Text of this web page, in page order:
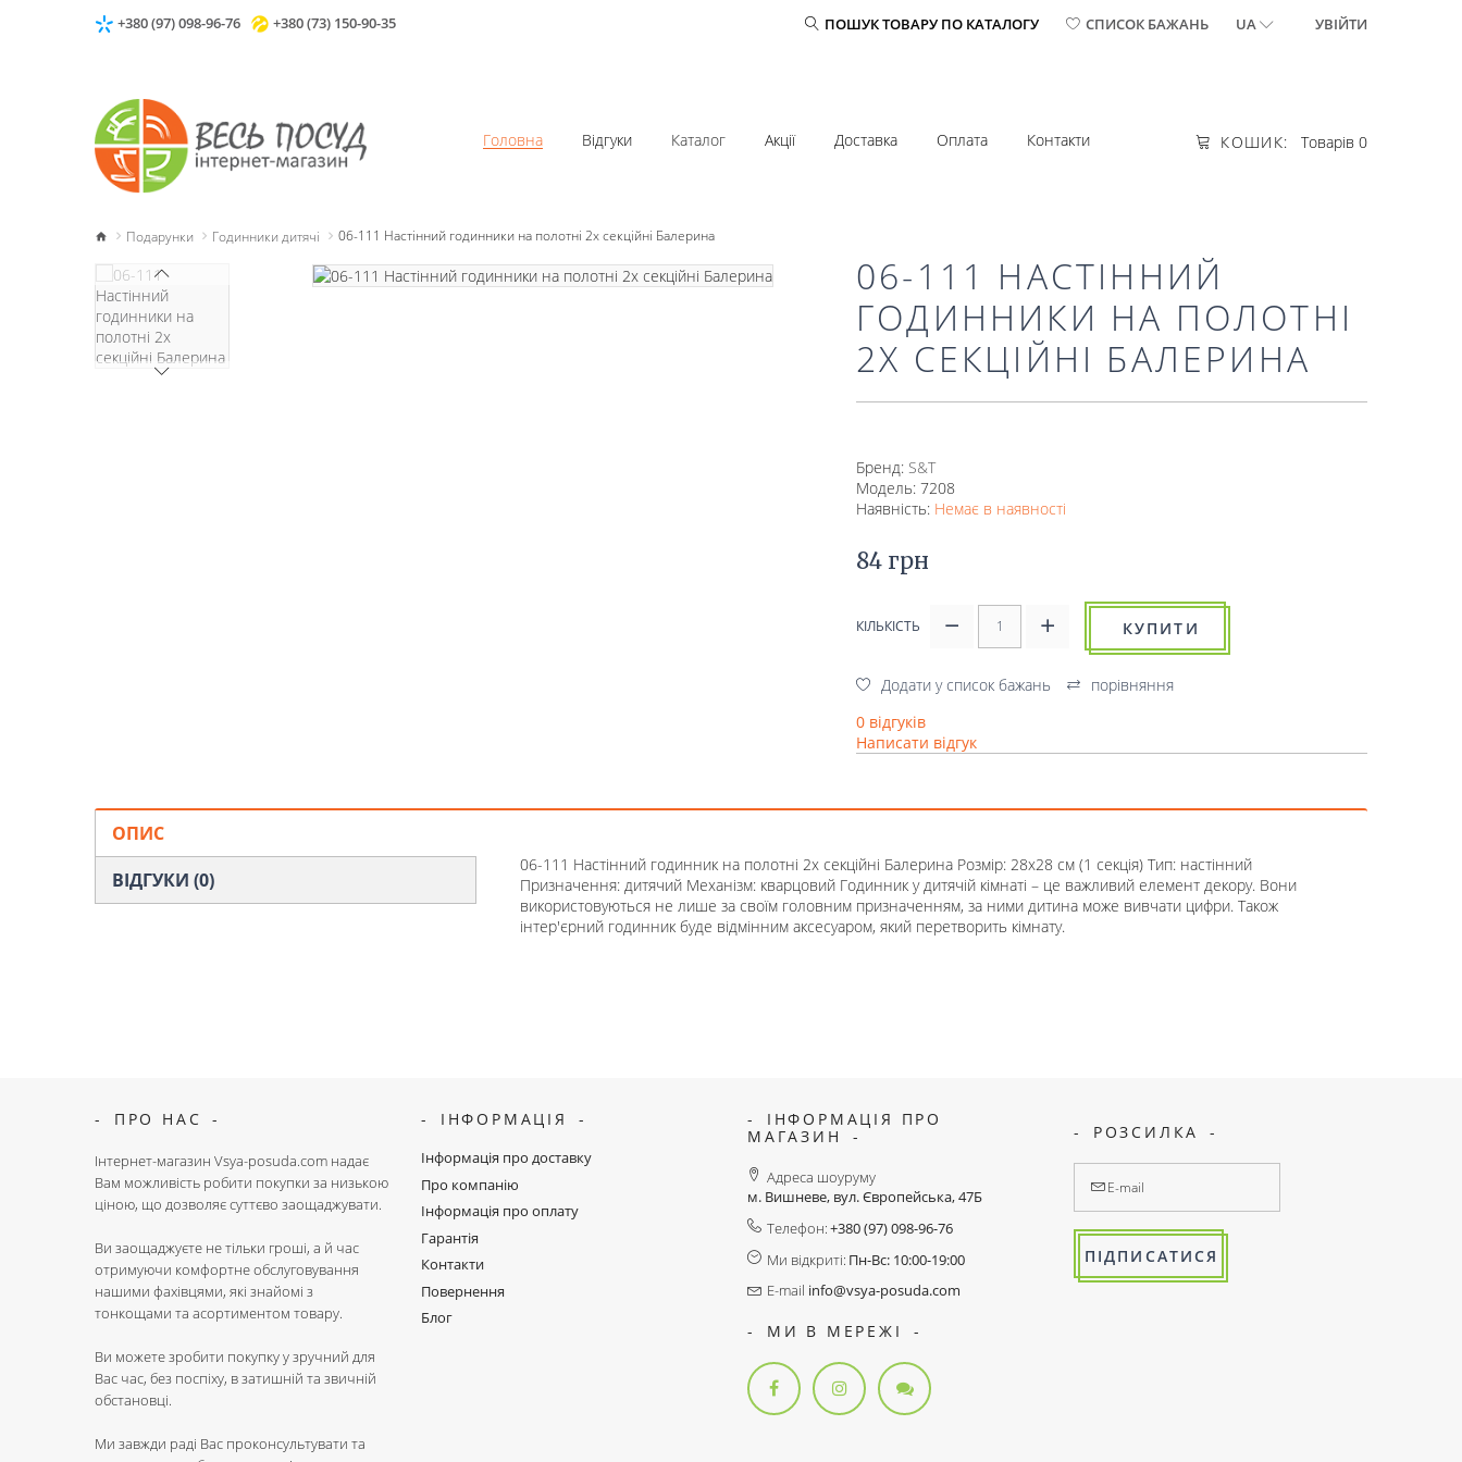
+380 (97) 098-96-76 +380 (73) 150-90-35 ПОШУК ТОВАРУ ПО КАТАЛОГУ СПИСОК БАЖАНЬ UA УВІЙТИ
КОШИК: Товарів 0
Головна Відгуки Каталог Акції Доставка Оплата Контакти
Подарунки Годинники дитячі 06-111 Настінний годинники на полотні 2х секційні Балерина
06-111 НАСТІННИЙ
ГОДИННИКИ НА ПОЛОТНІ
2Х СЕКЦІЙНІ БАЛЕРИНА
Бренд: S&T
Модель: 7208
Наявність: Немає в наявності
84 грн
КІЛЬКІСТЬ КУПИТИ
Додати у список бажань
порівняння
0 відгуків
Написати відгук
ОПИС
ВІДГУКИ (0)
06-111 Настінний годинник на полотні 2х секційні Балерина Розмір: 28x28 см (1 секція) Тип: настінний
Призначення: дитячий Механізм: кварцовий Годинник у дитячій кімнаті – це важливий елемент декору. Вони
використовуються не лише за своїм головним призначенням, за ними дитина може вивчати цифри. Також
інтер'єрний годинник буде відмінним аксесуаром, який перетворить кімнату.
ПРО НАС
Інтернет-магазин Vsya-posuda.com надає
Вам можливість робити покупки за низькою
ціною, що дозволяє суттєво заощаджувати.
Ви заощаджуєте не тільки гроші, а й час
отримуючи комфортне обслуговування
нашими фахівцями, які знайомі з
тонкощами та асортиментом товару.
Ви можете зробити покупку у зручний для
Вас час, без поспіху, в затишній та звичній
обстановці.
Ми завжди раді Вас проконсультувати та
ІНФОРМАЦІЯ
Інформація про доставку
Про компанію
Інформація про оплату
Гарантія
Контакти
Повернення
Блог
ІНФОРМАЦІЯ ПРО
МАГАЗИН
Адреса шоуруму
м. Вишневе, вул. Європейська, 47Б
Телефон:+380 (97) 098-96-76
Ми відкриті: Пн-Вс: 10:00-19:00
E-mail info@vsya-posuda.com
МИ В МЕРЕЖІ
РОЗСИЛКА
ПІДПИСАТИСЯ